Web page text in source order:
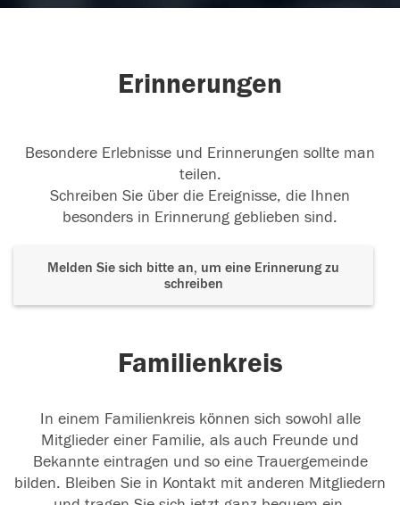
Erinnerungen
Besondere Erlebnisse und Erinnerungen sollte man
teilen.
Schreiben Sie über die Ereignisse, die Ihnen
besonders in Erinnerung geblieben sind.
Melden Sie sich bitte an, um eine Erinnerung zu
schreiben
Familienkreis
In einem Familienkreis können sich sowohl alle
Mitglieder einer Familie, als auch Freunde und
Bekannte eintragen und so eine Trauergemeinde
bilden. Bleiben Sie in Kontakt mit anderen Mitgliedern